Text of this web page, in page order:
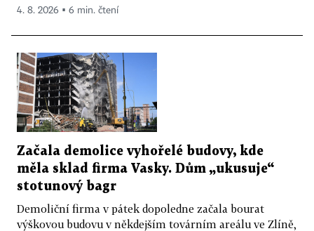
4. 8. 2026 ▪ 6 min. čtení
Začala demolice vyhořelé budovy, kde
měla sklad firma Vasky. Dům „ukusuje“
stotunový bagr
Demoliční firma v pátek dopoledne začala bourat
výškovou budovu v někdejším továrním areálu ve Zlíně,